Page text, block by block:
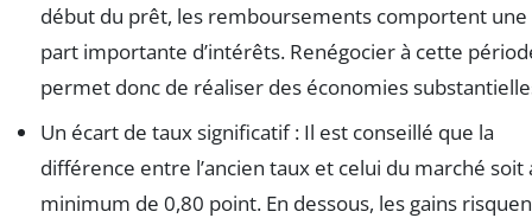
début du prêt, les remboursements comportent une
part importante d’intérêts. Renégocier à cette
permet donc de réaliser des économies
Un écart de taux significatif : Il est conseillé que la
différence entre l’ancien taux et celui du marché soit
minimum de 0,80 point. En dessous, les gains